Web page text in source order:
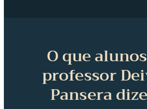
O que
professor
Pansera